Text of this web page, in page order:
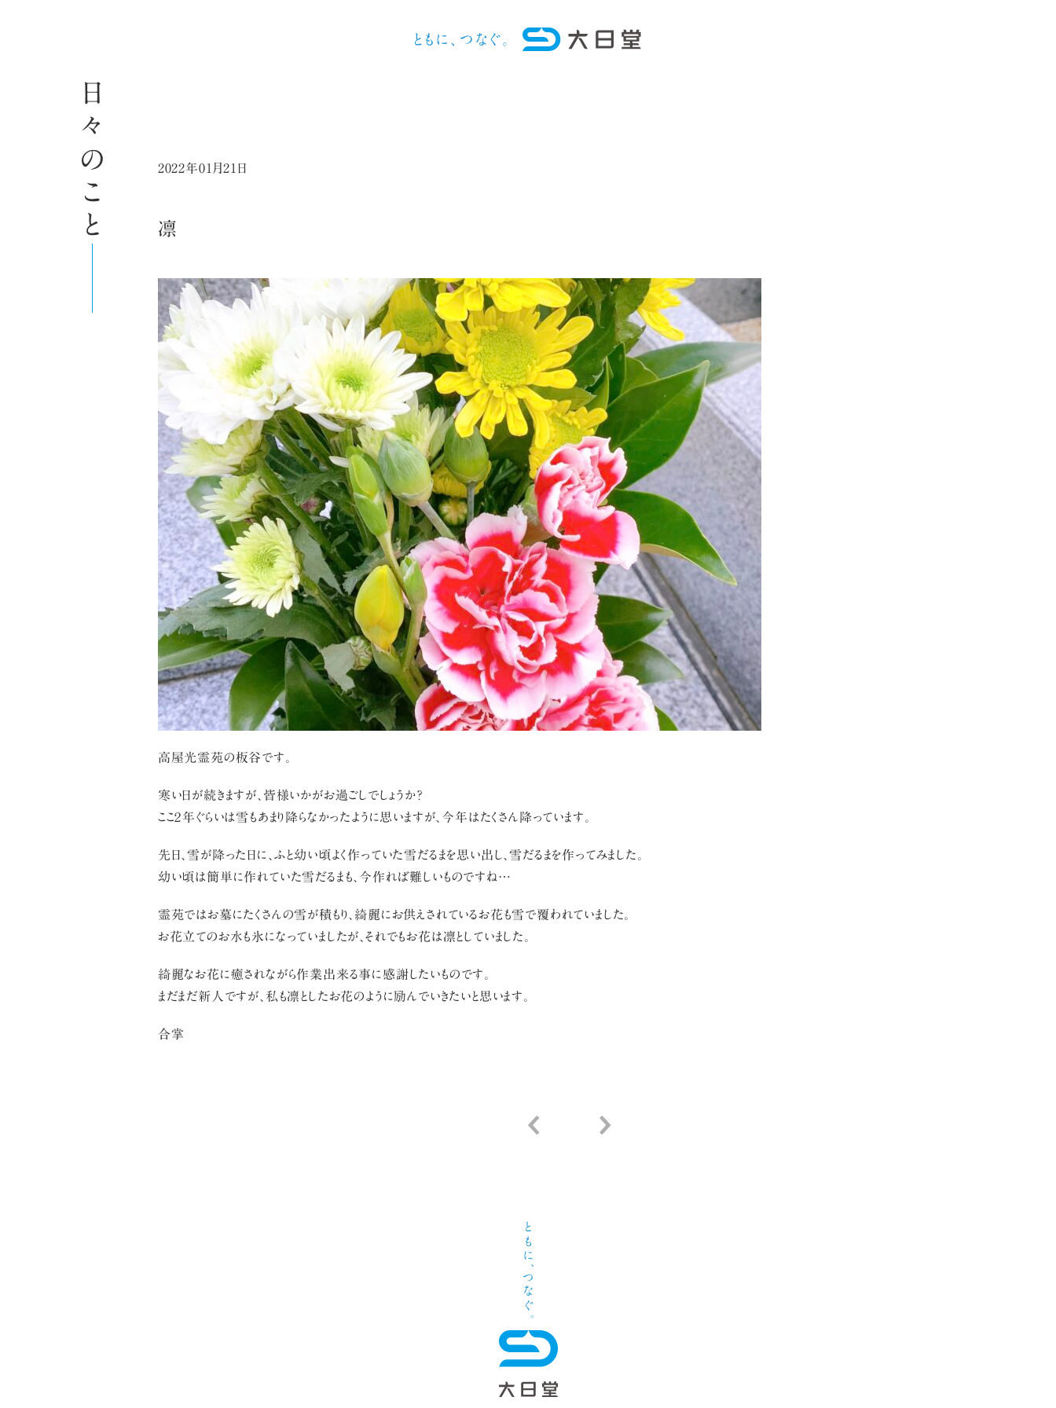
日々のこと 2022年01月21日
凛
高屋光霊苑の板谷です。
寒い日が続きますが、皆様いかがお過ごしでしょうか？
ここ２年ぐらいは雪もあまり降らなかったように思いますが、今年はたくさん降っています。
先日、雪が降った日に、ふと幼い頃よく作っていた雪だるまを思い出し、雪だるまを作ってみました。
幼い頃は簡単に作れていた雪だるまも、今作れば難しいものですね…
霊苑ではお墓にたくさんの雪が積もり、綺麗にお供えされているお花も雪で覆われていました。
お花立てのお水も氷になっていましたが、それでもお花は凛としていました。
綺麗なお花に癒されながら作業出来る事に感謝したいものです。
まだまだ新人ですが、私も凛としたお花のように励んでいきたいと思います。
合掌